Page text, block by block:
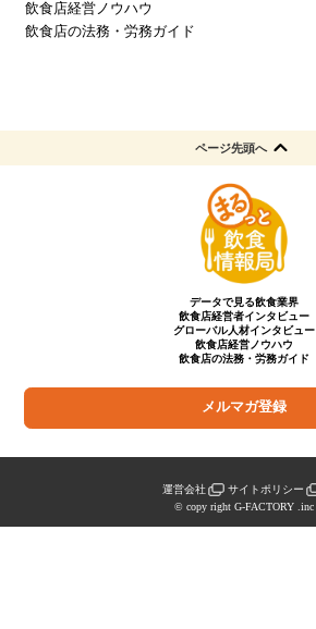
飲食店経営ノウハウ
飲食店の法務・労務ガイド
ページ先頭へ
データで見る飲食業界
飲食店経営者インタビュー
グローバル人材インタビュー
飲食店経営ノウハウ
飲食店の法務・労務ガイド
メルマガ登録
運営会社
サイトポリシー
© copy right G-FACTORY .inc